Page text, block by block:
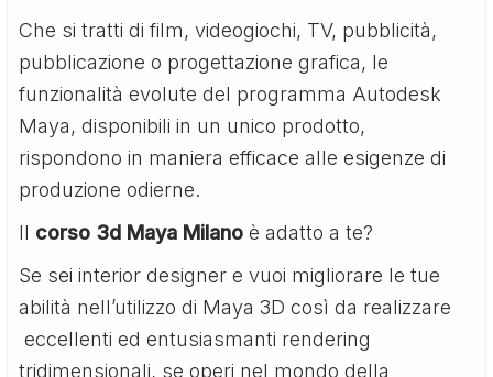
Che si tratti di film, videogiochi, TV, pubblicità,
pubblicazione o progettazione grafica, le
funzionalità evolute del programma Autodesk
Maya, disponibili in un unico prodotto,
rispondono in maniera efficace alle esigenze di
produzione odierne.
Il corso 3d Maya Milano è adatto a te?
Se sei interior designer e vuoi migliorare le tue
abilità nell’utilizzo di Maya 3D così da realizzare
eccellenti ed entusiasmanti rendering
tridimensionali, se operi nel mondo della